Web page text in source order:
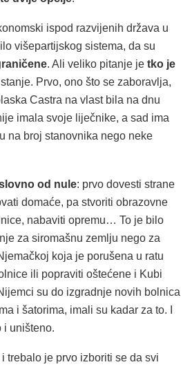
ispod razvijenih država u
višepartijskog sistema, da su
. Ali veliko pitanje je tko je
Prvo, ono što se zaboravlja,
Castra na vlast bila na dnu
imala svoje liječnike, a sad ima
na broj stanovnika nego neke
od nule: prvo dovesti strane
domaće, pa stvoriti obrazovne
nabaviti opremu… To je bilo
za siromašnu zemlju nego za
koja je porušena u ratu
ili popraviti oštećene i Kubi
su do izgradnje novih bolnica
i šatorima, imali su kadar za to. I
i uništeno.
trebalo je prvo izboriti se da svi